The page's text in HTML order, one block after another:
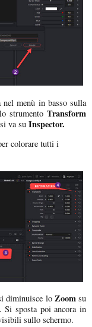
menù in basso sulla
strumento Transform
va su Inspector.
colorare tutti i
diminuisce loZoomsu
Si sposta poi ancora in
sullo schermo.